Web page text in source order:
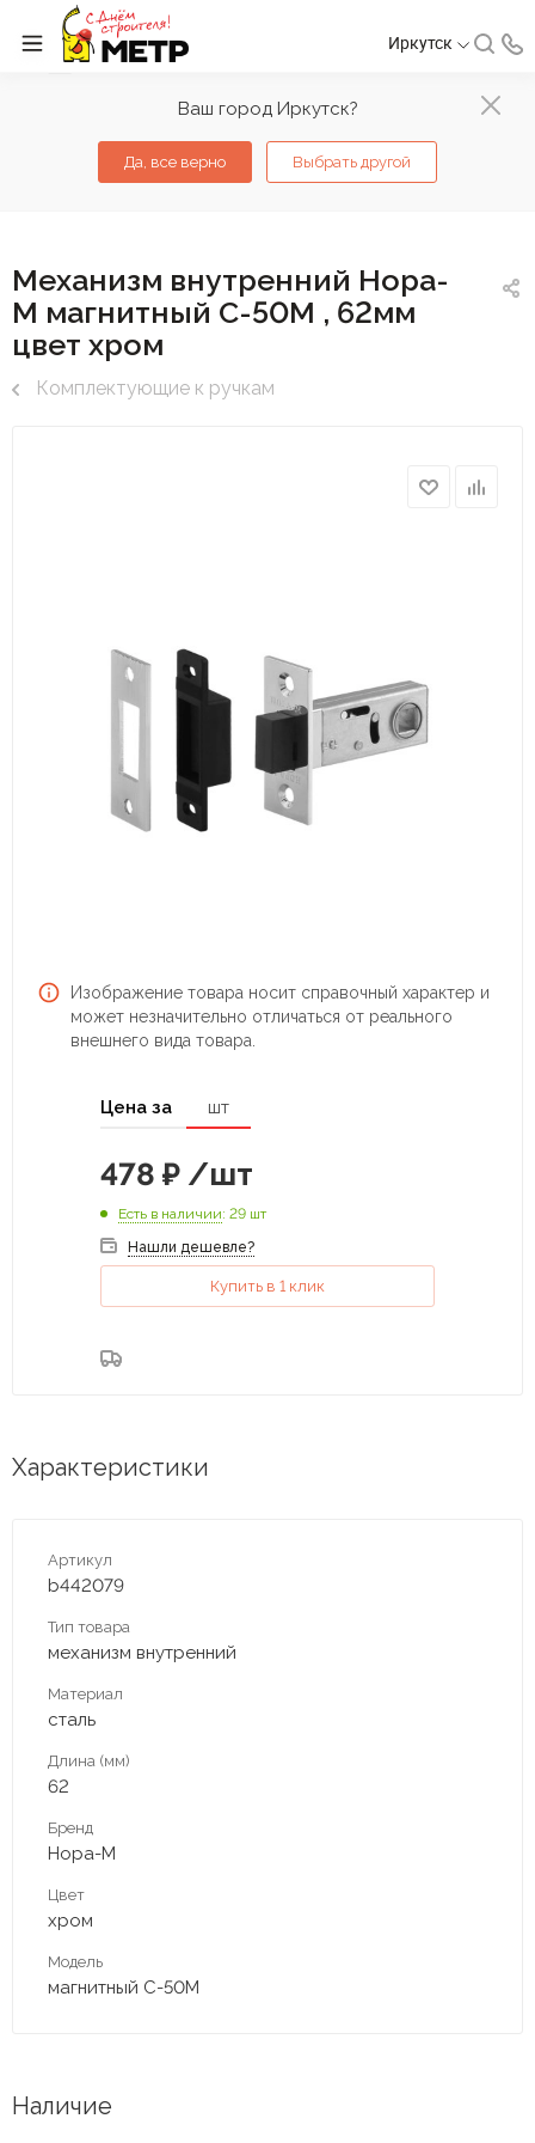
Ваш город Иркутск?
Да, все верно Выбрать другой
Иркутск
Механизм внутренний Нора-
М магнитный С-50М , 62мм
цвет хром
Комплектующие к ручкам
Изображение товара носит справочный характер и
может незначительно отличаться от реального
внешнего вида товара.
Цена за шт
478 ₽ /шт
Есть в наличии: 29 шт
Нашли дешевле?
Купить в 1 клик
Характеристики
Артикул
b442079
Тип товара
механизм внутренний
Материал
сталь
Длина (мм)
62
Бренд
Нора-М
Цвет
хром
Модель
магнитный С-50М
Наличие